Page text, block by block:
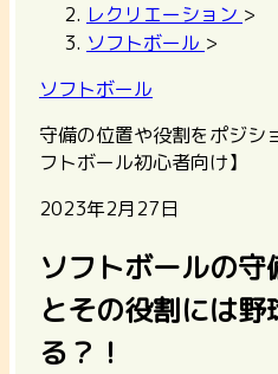
レクリエーション >
ソフトボール >
ソフトボール
守備の位置や役割をポジシ
フトボール初心者向け】
2023年2月27日
ソフトボールの
とその役割には
る？！